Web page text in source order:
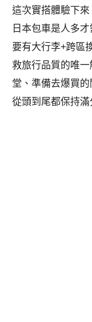
這次實搭體驗下來
日本包車是人多
要有大行李+跨區
救旅行品質的唯
堂、準備去爆買的
從頭到尾都保持滿